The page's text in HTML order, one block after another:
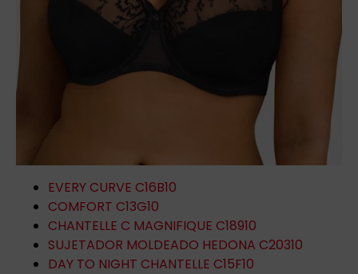
EVERY CURVE C16B10
COMFORT C13G10
CHANTELLE C MAGNIFIQUE C18910
SUJETADOR MOLDEADO HEDONA C20310
DAY TO NIGHT CHANTELLE C15F10